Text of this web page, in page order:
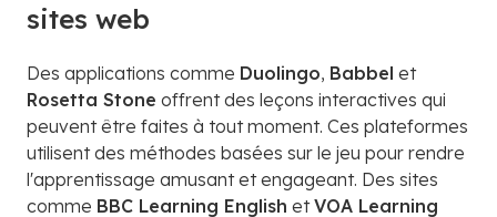
sites web
Des applications comme Duolingo, Babbel et
Rosetta Stone offrent des leçons interactives qui
peuvent être faites à tout moment. Ces plateformes
utilisent des méthodes basées sur le jeu pour rendre
l'apprentissage amusant et engageant. Des sites
comme BBC Learning English etVOA Learning